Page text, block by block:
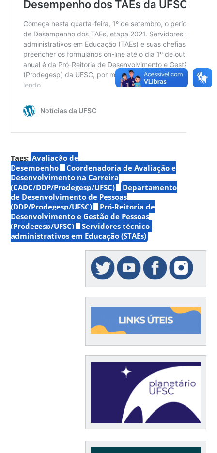
Tags: Avaliação de
Desempenho
Coordenadoria de Avaliação e
Desenvolvimento na Carreira
(CADC/DDP/Prodegesp/UFSC)
Departamento
de Desenvolvimento de Pessoas
(DDP/Prodegesp/UFSC)
Pró-Reitoria de
Desenvolvimento e Gestão de Pessoas
(Prodegesp/UFSC)
Servidores técnico-
administrativos em Educação (STAEs)